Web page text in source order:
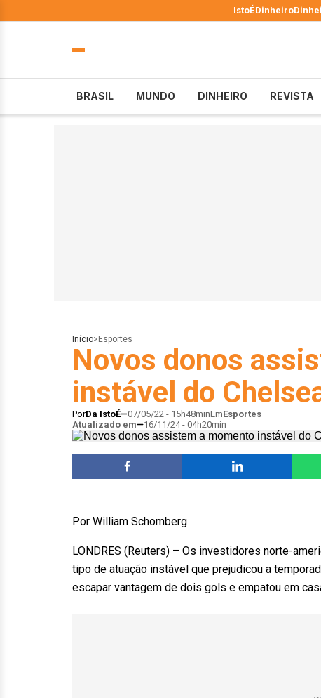
IstoÉDinheiro
BRASIL MUNDO DINHEIRO REVISTA
Início> Esportes
Novos donos
instável do
PorDa IstoÉ 07/05/22 - 15h48minEmEsportes
Atualizado em
16/11/24 - 04h20min
Por William Schomberg
LONDRES (Reuters) – Os investidores norte-
tipo de atuação instável que prejudicou a
escapar vantagem de dois gols e empatou em